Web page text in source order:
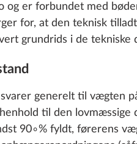
og er forbundet med
for, at den teknisk
grundrids i de tekniske
generelt til vægten
til den
90∘% fyldt, førerens